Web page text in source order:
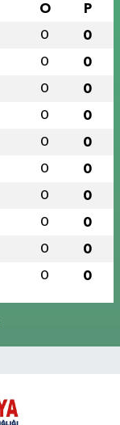
O P
0 0
0 0
0 0
0 0
0 0
0 0
0 0
0 0
0 0
0 0